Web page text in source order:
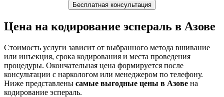
Бесплатная консультация
Цена на кодирование эспераль в Азове
Стоимость услуги зависит от выбранного метода вшивание
или инъекция, срока кодирования и места проведения
процедуры. Окончательная цена формируется после
консультации с наркологом или менеджером по телефону.
Ниже представлены самые выгодные цены в Азове на
кодирование эспераль.